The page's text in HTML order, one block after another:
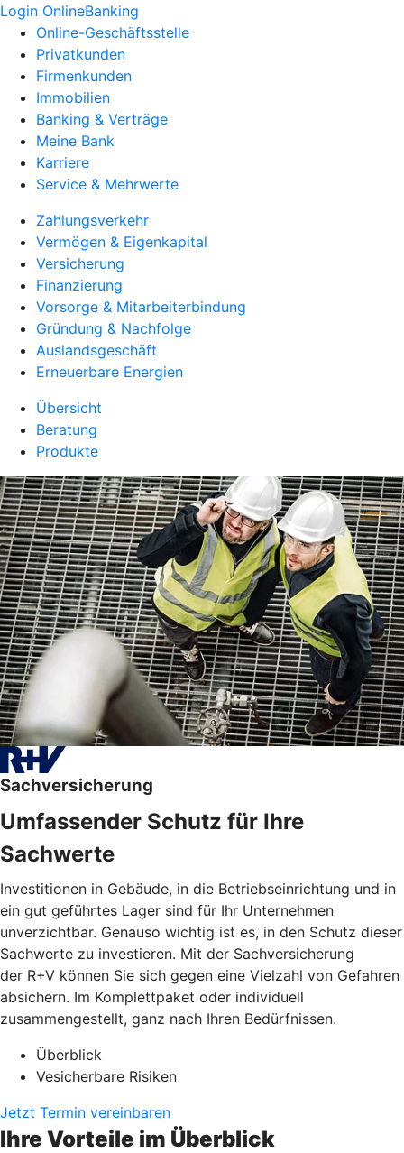
Login OnlineBanking
Online-Geschäftsstelle
Privatkunden
Firmenkunden
Immobilien
Banking & Verträge
Meine Bank
Karriere
Service & Mehrwerte
Zahlungsverkehr
Vermögen & Eigenkapital
Versicherung
Finanzierung
Vorsorge & Mitarbeiterbindung
Gründung & Nachfolge
Auslandsgeschäft
Erneuerbare Energien
Übersicht
Beratung
Produkte
Sachversicherung
Umfassender Schutz für Ihre
Sachwerte
Investitionen in Gebäude, in die Betriebseinrichtung und in
ein gut geführtes Lager sind für Ihr Unternehmen
unverzichtbar. Genauso wichtig ist es, in den Schutz dieser
Sachwerte zu investieren. Mit der Sachversicherung
der R+V können Sie sich gegen eine Vielzahl von Gefahren
absichern. Im Komplettpaket oder individuell
zusammengestellt, ganz nach Ihren Bedürfnissen.
Überblick
Vesicherbare Risiken
Jetzt Termin vereinbaren
Ihre Vorteile im Überblick